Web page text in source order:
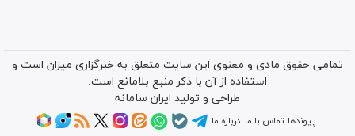
تمامی حقوق مادی و معنوی این سایت متعلق به خبرگزاری میزان است و
استفاده از آن با ذکر منبع بلامانع است.
طراحی و تولید ایران سامانه
پیوندها تماس با ما درباره ما